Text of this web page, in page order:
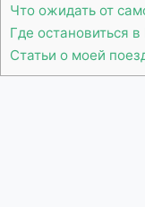
Что ожидать от
Где остановиться
Статьи о моей